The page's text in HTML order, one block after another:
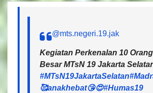
@mts.negeri.19.jak
Kegiatan Perkenalan 10
Besar MTsN 19 Jakarta
#MTsN19JakartaSelatan
🥰anakhebat😘😍#Humas19